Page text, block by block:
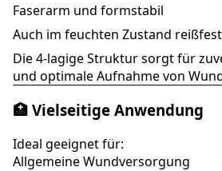
Faserarm und formstabil
Auch im feuchten Zustand reißfest
Die 4-lagige Struktur sorgt für
und optimale Aufnahme von
🏥 Vielseitige Anwendung
Ideal geeignet für:
Allgemeine Wundversorgung